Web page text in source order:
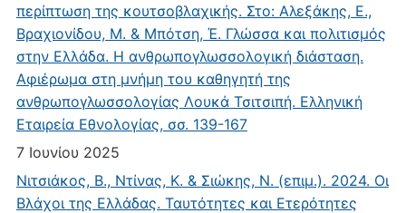
περίπτωση της κουτσοβλαχικής. Στο: Αλεξάκης, Ε.,
Βραχιονίδου, Μ. & Μπότση, Έ. Γλώσσα και πολιτισμός
στην Ελλάδα. Η ανθρωπογλωσσολογική διάσταση.
Αφιέρωμα στη μνήμη του καθηγητή της
ανθρωπογλωσσολογίας Λουκά Τσιτσιπή. Ελληνική
Εταιρεία Εθνολογίας, σσ. 139-167
7 Ιουνίου 2025
Νιτσιάκος, Β., Ντίνας, Κ. & Σιώκης, Ν. (επιμ.). 2024. Οι
Βλάχοι της Ελλάδας. Ταυτότητες και Ετερότητες